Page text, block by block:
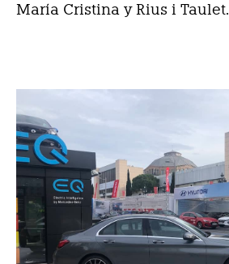
María Cristina y Rius i Taulet.